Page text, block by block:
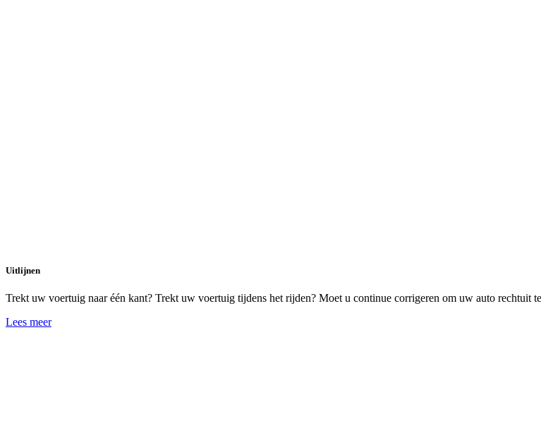
Uitlijnen
Trekt uw voertuig naar één kant? Trekt uw voertuig tijdens het rijden? Moet u continue corrigeren om uw auto rechtuit
Lees meer